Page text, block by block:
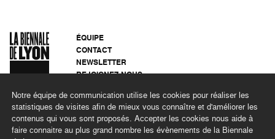
Notre équipe de communication utilise les cookies pour réaliser les
statistiques de visites afin de mieux vous connaître et d'améliorer les
contenus qui vous sont proposés. Accepter les cookies nous aide à
faire connaitre au plus grand nombre les évènements de la Biennale
ÉQUIPE
CONTACT
NEWSLETTER
REJOIGNEZ-NOUS
CONFIDENTIALITÉ
MENTIONS LÉGALES
DÉMARCHE RSE